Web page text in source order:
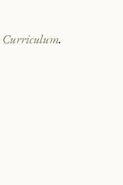
Curriculum.